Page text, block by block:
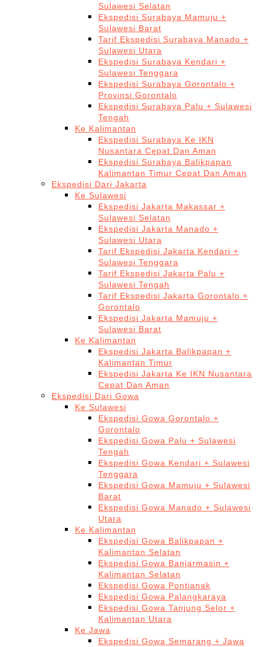
Sulawesi Selatan
Ekspedisi Surabaya Mamuju +
Sulawesi Barat
Tarif Ekspedisi Surabaya Manado +
Sulawesi Utara
Ekspedisi Surabaya Kendari +
Sulawesi Tenggara
Ekspedisi Surabaya Gorontalo +
Provinsi Gorontalo
Ekspedisi Surabaya Palu + Sulawesi
Tengah
Ke Kalimantan
Ekspedisi Surabaya Ke IKN
Nusantara Cepat Dan Aman
Ekspedisi Surabaya Balikpapan
Kalimantan Timur Cepat Dan Aman
Ekspedisi Dari Jakarta
Ke Sulawesi
Ekspedisi Jakarta Makassar +
Sulawesi Selatan
Ekspedisi Jakarta Manado +
Sulawesi Utara
Tarif Ekspedisi Jakarta Kendari +
Sulawesi Tenggara
Tarif Ekspedisi Jakarta Palu +
Sulawesi Tengah
Tarif Ekspedisi Jakarta Gorontalo +
Gorontalo
Ekspedisi Jakarta Mamuju +
Sulawesi Barat
Ke Kalimantan
Ekspedisi Jakarta Balikpapan +
Kalimantan Timur
Ekspedisi Jakarta Ke IKN Nusantara
Cepat Dan Aman
Ekspedisi Dari Gowa
Ke Sulawesi
Ekspedisi Gowa Gorontalo +
Gorontalo
Ekspedisi Gowa Palu + Sulawesi
Tengah
Ekspedisi Gowa Kendari + Sulawesi
Tenggara
Ekspedisi Gowa Mamuju + Sulawesi
Barat
Ekspedisi Gowa Manado + Sulawesi
Utara
Ke Kalimantan
Ekspedisi Gowa Balikpapan +
Kalimantan Selatan
Ekspedisi Gowa Banjarmasin +
Kalimantan Selatan
Ekspedisi Gowa Pontianak
Ekspedisi Gowa Palangkaraya
Ekspedisi Gowa Tanjung Selor +
Kalimantan Utara
Ke Jawa
Ekspedisi Gowa Semarang + Jawa